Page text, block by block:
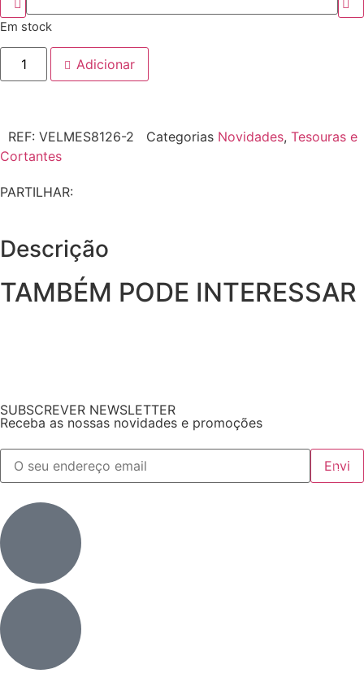
Em stock
Adicionar
REF: VELMES8126-2 Categorias Novidades, Tesouras e
Cortantes
PARTILHAR:
Descrição
TAMBÉM PODE INTERESSAR
SUBSCREVER NEWSLETTER
Receba as nossas novidades e promoções